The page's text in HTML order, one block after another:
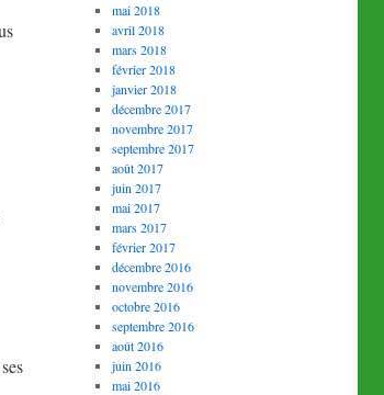
mai 2018
avril 2018
mars 2018
février 2018
janvier 2018
décembre 2017
novembre 2017
septembre 2017
août 2017
juin 2017
mai 2017
mars 2017
février 2017
décembre 2016
novembre 2016
octobre 2016
septembre 2016
août 2016
juin 2016
mai 2016